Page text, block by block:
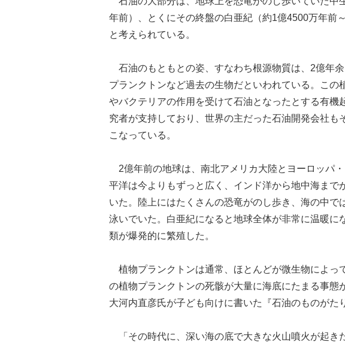
年前）、とくにその終盤の白亜紀（約1億4500万年前
と考えられている。
石油のもともとの姿、すなわち根源物質は、2億年
プランクトンなど過去の生物だといわれている。この
やバクテリアの作用を受けて石油となったとする有機
究者が支持しており、世界の主だった石油開発会社も
こなっている。
2億年前の地球は、南北アメリカ大陸とヨーロッパ
平洋は今よりもずっと広く、インド洋から地中海まで
いた。陸上にはたくさんの恐竜がのし歩き、海の中で
泳いでいた。白亜紀になると地球全体が非常に温暖に
類が爆発的に繁殖した。
植物プランクトンは通常、ほとんどが微生物によっ
の植物プランクトンの死骸が大量に海底にたまる事態
大河内直彦氏が子ども向けに書いた『石油のものがた
「その時代に、深い海の底で大きな火山噴火が起き